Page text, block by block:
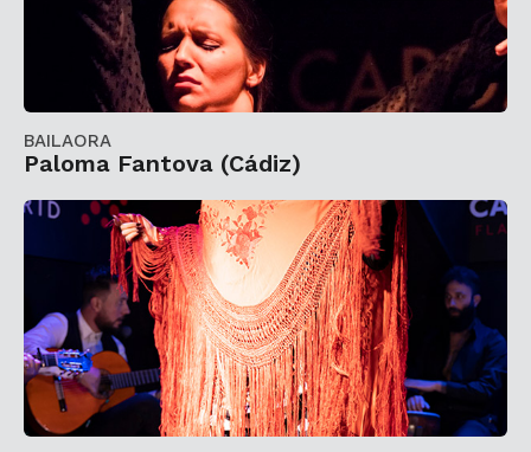
BAILAORA
Paloma Fantova (Cádiz)